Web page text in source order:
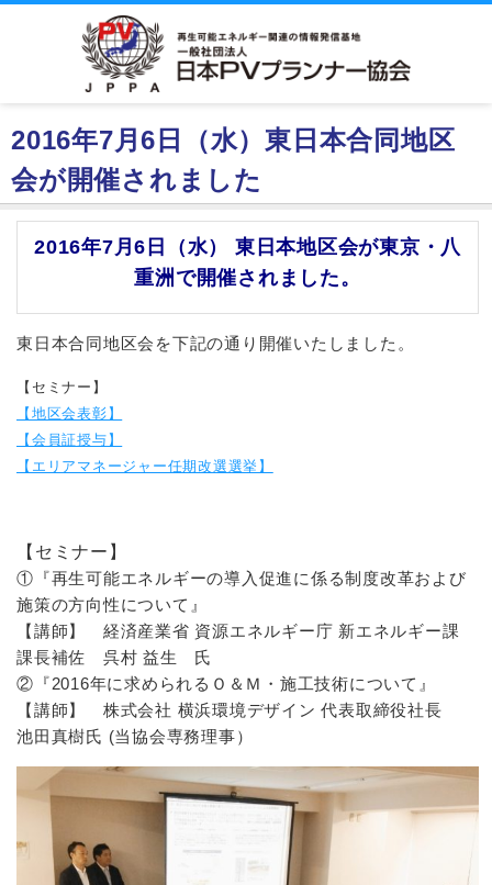
2016年7月6日（水）東日本合同地区
会が開催されました
2016年7月6日（水） 東日本地区会が東京・八
重洲で開催されました。
東日本合同地区会を下記の通り開催いたしました。
【セミナー】
【地区会表彰】
【会員証授与】
【エリアマネージャー任期改選選挙】
【セミナー】
①『再生可能エネルギーの導入促進に係る制度改革および
施策の方向性について』
【講師】 経済産業省 資源エネルギー庁 新エネルギー課
課長補佐 呉村 益生 氏
②『2016年に求められるＯ＆Ｍ・施工技術について』
【講師】 株式会社 横浜環境デザイン 代表取締役社長
池田真樹氏 (当協会専務理事）